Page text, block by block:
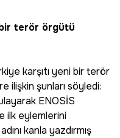
bir terör örgütü
karşıtı yeni bir terör
ilişkin şunları söyledi:
ENOSİS
ilk eylemlerini
kanla yazdırmış